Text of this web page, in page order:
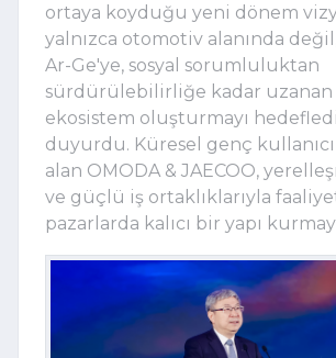
ortaya koyduğu yeni dönem
yalnızca otomotiv alanında
Ar-Ge'ye, sosyal sorumluluktan
sürdürülebilirliğe kadar uzanan
ekosistem oluşturmayı
duyurdu. Küresel genç
alan OMODA & JAECOO,
ve güçlü iş ortaklıklarıyla
pazarlarda kalıcı bir yapı